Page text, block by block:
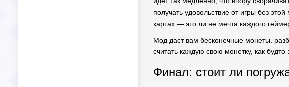
получать удовольствие от игры без
картах — это ли не мечта каждого
Мод даст вам бесконечные монеты,
считать каждую свою монетку, как
Финал: стоит ли